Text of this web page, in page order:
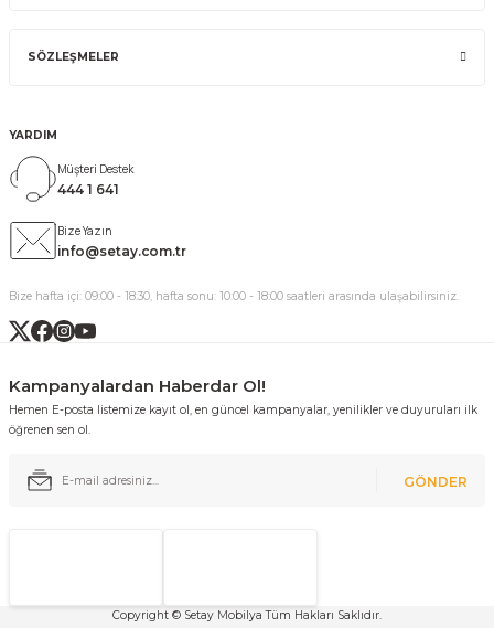
SÖZLEŞMELER
YARDIM
Müşteri Destek
444 1 641
Bize Yazın
info@setay.com.tr
Bize hafta içi: 09:00 - 18:30, hafta sonu: 10:00 - 18:00 saatleri arasında ulaşabilirsiniz.
Kampanyalardan Haberdar Ol!
Hemen E-posta listemize kayıt ol, en güncel kampanyalar, yenilikler ve duyuruları ilk
öğrenen sen ol.
GÖNDER
Copyright © Setay Mobilya Tüm Hakları Saklıdır.